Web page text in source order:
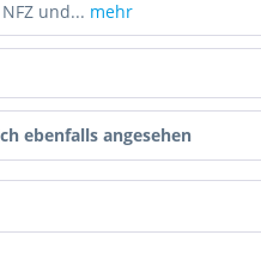
und... mehr
ebenfalls angesehen